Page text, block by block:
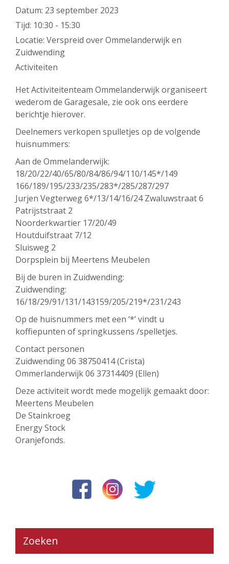
Datum: 23 september 2023
Tijd: 10:30 - 15:30
Locatie: Verspreid over Ommelanderwijk en
Zuidwending
Activiteiten
Het Activiteitenteam Ommelanderwijk organiseert
wederom de Garagesale, zie ook ons eerdere
berichtje hierover.
Deelnemers verkopen spulletjes op de volgende
huisnummers:
Aan de Ommelanderwijk:
18/20/22/40/65/80/84/86/94/110/145*/149
166/189/195/233/235/283*/285/287/297
Jurjen Vegterweg 6*/13/14/16/24 Zwaluwstraat 6
Patrijststraat 2
Noorderkwartier 17/20/49
Houtduifstraat 7/12
Sluisweg 2
Dorpsplein bij Meertens Meubelen
Bij de buren in Zuidwending:
Zuidwending:
16/18/29/91/131/143159/205/219*/231/243
Op de huisnummers met een ‘*’ vindt u
koffiepunten of springkussens /spelletjes.
Contact personen
Zuidwending 06 38750414 (Crista)
Ommerlanderwijk 06 37314409 (Ellen)
Deze activiteit wordt mede mogelijk gemaakt door:
Meertens Meubelen
De Stainkroeg
Energy Stock
Oranjefonds.
Zoeken